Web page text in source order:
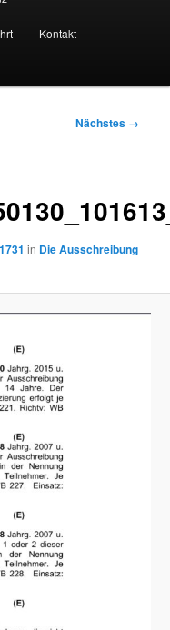
Kontakt
Nächstes →
in Die Ausschreibung